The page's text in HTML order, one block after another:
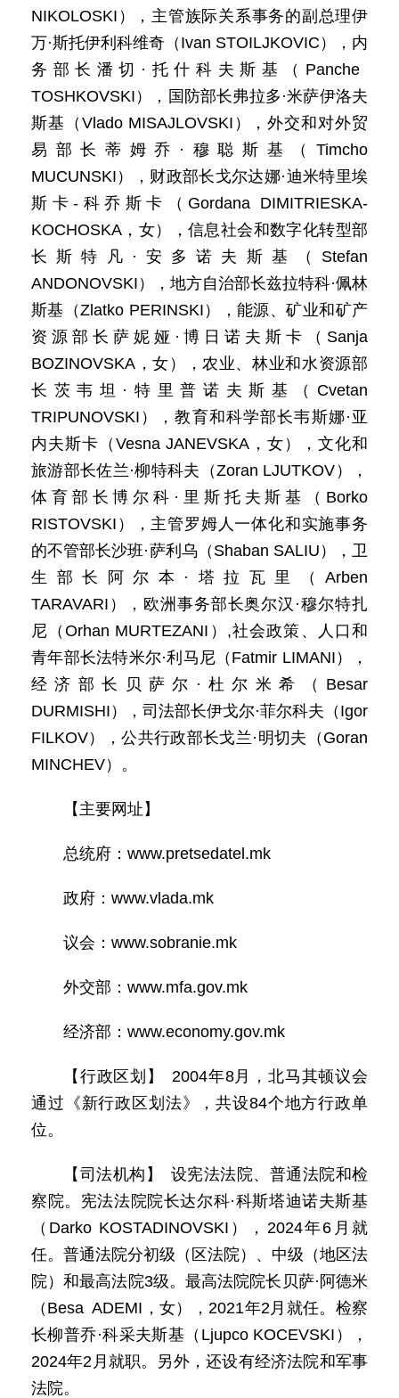
NIKOLOSKI），主管族际关系事务的副总理伊
万·斯托伊利科维奇（Ivan STOILJKOVIC），内
务部长潘切·托什科夫斯基（Panche
TOSHKOVSKI），国防部长弗拉多·米萨伊洛夫
斯基（Vlado MISAJLOVSKI），外交和对外贸
易部长蒂姆乔·穆聪斯基（Timcho
MUCUNSKI），财政部长戈尔达娜·迪米特里埃
斯卡-科乔斯卡（Gordana DIMITRIESKA-
KOCHOSKA，女），信息社会和数字化转型部
长斯特凡·安多诺夫斯基（Stefan
ANDONOVSKI），地方自治部长兹拉特科·佩林
斯基（Zlatko PERINSKI），能源、矿业和矿产
资源部长萨妮娅·博日诺夫斯卡（Sanja
BOZINOVSKA，女），农业、林业和水资源部
长茨韦坦·特里普诺夫斯基（Cvetan
TRIPUNOVSKI），教育和科学部长韦斯娜·亚
内夫斯卡（Vesna JANEVSKA，女），文化和
旅游部长佐兰·柳特科夫（Zoran LJUTKOV），
体育部长博尔科·里斯托夫斯基（Borko
RISTOVSKI），主管罗姆人一体化和实施事务
的不管部长沙班·萨利乌（Shaban SALIU），卫
生部长阿尔本·塔拉瓦里（Arben
TARAVARI），欧洲事务部长奥尔汉·穆尔特扎
尼（Orhan MURTEZANI）,社会政策、人口和
青年部长法特米尔·利马尼（Fatmir LIMANI），
经济部长贝萨尔·杜尔米希（Besar
DURMISHI），司法部长伊戈尔·菲尔科夫（Igor
FILKOV），公共行政部长戈兰·明切夫（Goran
MINCHEV）。
【主要网址】
总统府：www.pretsedatel.mk
政府：www.vlada.mk
议会：www.sobranie.mk
外交部：www.mfa.gov.mk
经济部：www.economy.gov.mk
【行政区划】 2004年8月，北马其顿议会
通过《新行政区划法》，共设84个地方行政单
位。
【司法机构】 设宪法法院、普通法院和检
察院。宪法法院院长达尔科·科斯塔迪诺夫斯基
（Darko KOSTADINOVSKI），2024年6月就
任。普通法院分初级（区法院）、中级（地区法
院）和最高法院3级。最高法院院长贝萨·阿德米
（Besa ADEMI，女），2021年2月就任。检察
长柳普乔·科采夫斯基（Ljupco KOCEVSKI），
2024年2月就职。另外，还设有经济法院和军事
法院。